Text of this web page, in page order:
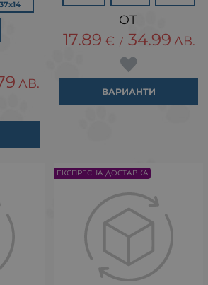
ЛВ.
17.89 € / 34.99 ЛВ.
ВАРИАНТИ
ЕКСПРЕСНА ДОСТАВКА